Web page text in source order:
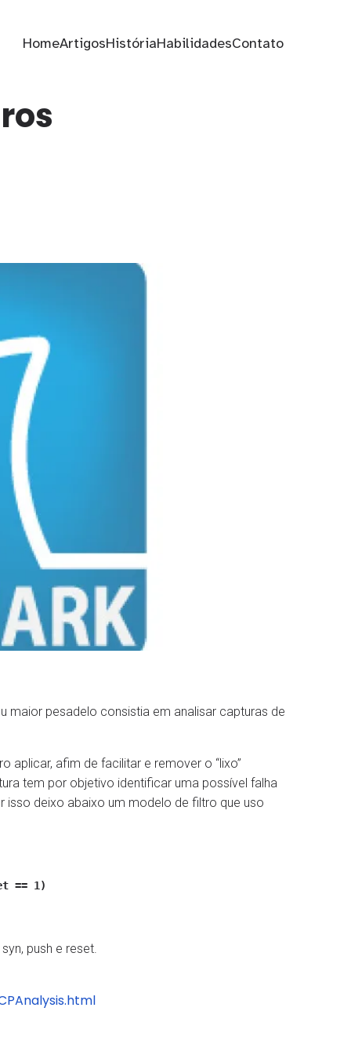
HomeArtigosHistóriaHabilidadesContato
maior pesadelo consistia em analisar capturas de
aplicar, afim de facilitar e remover o “lixo”
tem por objetivo identificar uma possível falha
deixo abaixo um modelo de filtro que uso
== 1)
push e reset.